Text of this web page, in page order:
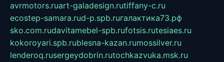
avrmotors.ruart-galadesign.rutiffany-c.ru
ecostep-samara.rud-p.spb.ruгалактика73.рф
sko.com.rudavitamebel-spb.rufotsis.rutesiaes.ru
kokoroyari.spb.rublesna-kazan.rumossilver.ru
lenderoq.rusergeydobrin.rutochkazvuka.msk.ru